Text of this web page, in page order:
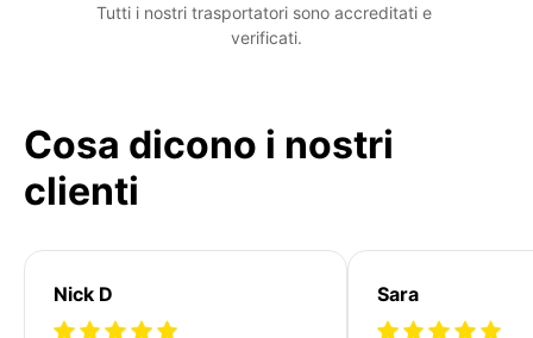
Tutti i nostri trasportatori sono accreditati e
verificati.
Cosa dicono i nostri
clienti
Nick D Sara